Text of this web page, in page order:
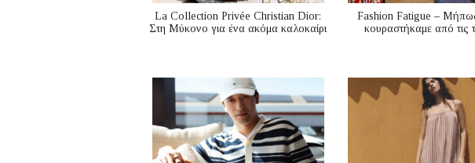
La Collection Privée Christian Dior:
Στη Μύκονο για ένα ακόμα καλοκαίρι
Fashion Fatigue –
κουραστήκαμε από τις